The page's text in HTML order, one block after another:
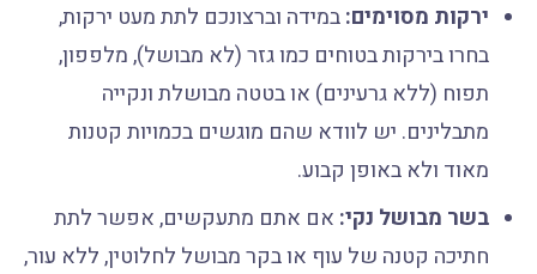
ירקות מסוימים:במידה וברצונכם לתת מעט ירקות,
בחרו בירקות בטוחים כמו גזר (לא מבושל), מלפפון,
תפוח (ללא גרעינים) או בטטה מבושלת ונקייה
מתבלינים. יש לוודא שהם מוגשים בכמויות קטנות
מאוד ולא באופן קבוע.
בשר מבושל נקי:אם אתם מתעקשים, אפשר לתת
חתיכה קטנה של עוף או בקר מבושל לחלוטין, ללא עור,